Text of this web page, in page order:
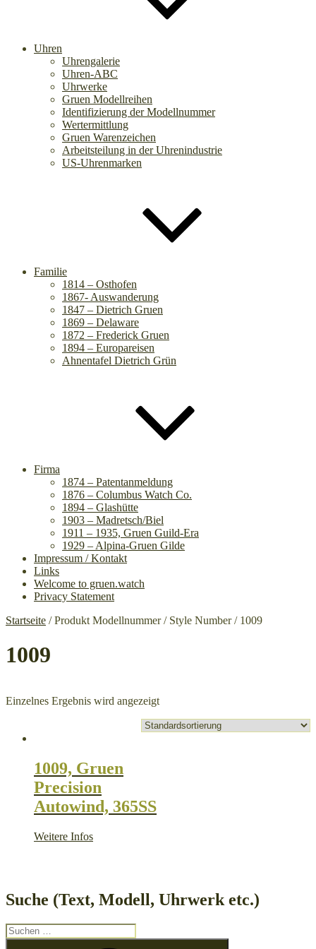
Uhren
Uhrengalerie
Uhren-ABC
Uhrwerke
Gruen Modellreihen
Identifizierung der Modellnummer
Wertermittlung
Gruen Warenzeichen
Arbeitsteilung in der Uhrenindustrie
US-Uhrenmarken
Familie
1814 – Osthofen
1867- Auswanderung
1847 – Dietrich Gruen
1869 – Delaware
1872 – Frederick Gruen
1894 – Europareisen
Ahnentafel Dietrich Grün
Firma
1874 – Patentanmeldung
1876 – Columbus Watch Co.
1894 – Glashütte
1903 – Madretsch/Biel
1911 – 1935, Gruen Guild-Era
1929 – Alpina-Gruen Gilde
Impressum / Kontakt
Links
Welcome to gruen.watch
Privacy Statement
Startseite / Produkt Modellnummer / Style Number / 1009
1009
Einzelnes Ergebnis wird angezeigt
1009, Gruen
Precision
Autowind, 365SS
Weitere Infos
Suche (Text, Modell, Uhrwerk etc.)
Suche
nach: